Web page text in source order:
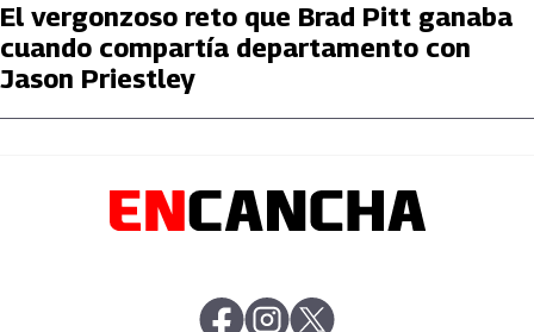
El vergonzoso reto que Brad Pitt ganaba
cuando compartía departamento con
Jason Priestley
abre en nueva pestaña
abre en nueva pestaña